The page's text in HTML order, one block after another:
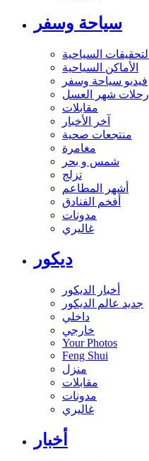
سياحة وسفر
التحقيقات السياحية
الأماكن السياحية
فيديو سياحة وسفر
رحلات شهر العسل
مقابلات
آخر الأخبار
منتجعات صحية
مغامرة
شمس و بحر
تزلج
أشهر المطاعم
أفخم الفنادق
مدونات
غاليري
ديكور
أخبار الديكور
جديد عالم الديكور
داخلي
خارجي
Your Photos
Feng Shui
منزل
مقابلات
مدونات
غاليري
أخبار